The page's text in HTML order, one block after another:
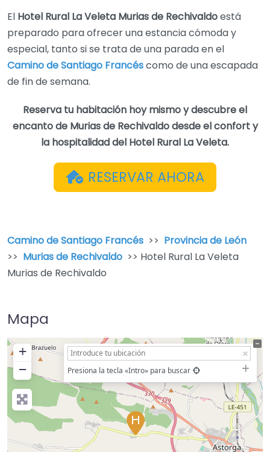
El Hotel Rural La Veleta Murias de Rechivaldoestá
preparado para ofrecer una estancia cómoda y
especial, tanto si se trata de una parada en el
Camino de Santiago Francéscomo de una escapada
de fin de semana.
Reserva tu habitación hoy mismo y descubre el
encanto de Murias de Rechivaldo desde el confort y
la hospitalidad del Hotel Rural La Veleta.
RESERVAR AHORA
Camino de Santiago Francés >> Provincia de León
>> Murias de Rechivaldo >> Hotel Rural La Veleta
Murias de Rechivaldo
Mapa
+
−
Presiona la tecla «Intro» para buscar